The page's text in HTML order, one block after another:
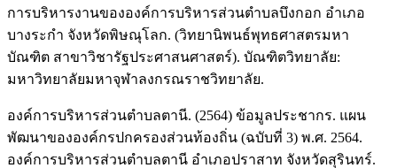
การบริหารงานขององค์การบริหารส่วนตำบลบึงกอก อำเภอ
บางระกำ จังหวัดพิษณุโลก. (วิทยานิพนธ์พุทธศาสตรมหา
บัณฑิต สาขาวิชารัฐประศาสนศาสตร์). บัณฑิตวิทยาลัย:
มหาวิทยาลัยมหาจุฬาลงกรณราชวิทยาลัย.
องค์การบริหารส่วนตำบลตานี. (2564) ข้อมูลประชากร. แผน
พัฒนาขององค์กรปกครองส่วนท้องถิ่น (ฉบับที่ 3) พ.ศ. 2564.
องค์การบริหารส่วนตำบลตานี อำเภอปราสาท จังหวัดสุรินทร์.